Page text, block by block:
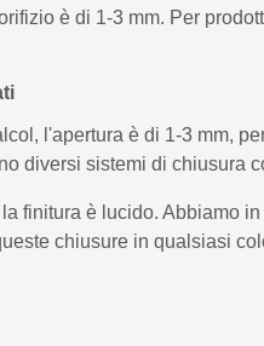
è di 1-3 mm. Per
l'apertura è di 1-3 mm,
diversi sistemi di chiusura
finitura è lucido. Abbiamo
chiusure in qualsiasi